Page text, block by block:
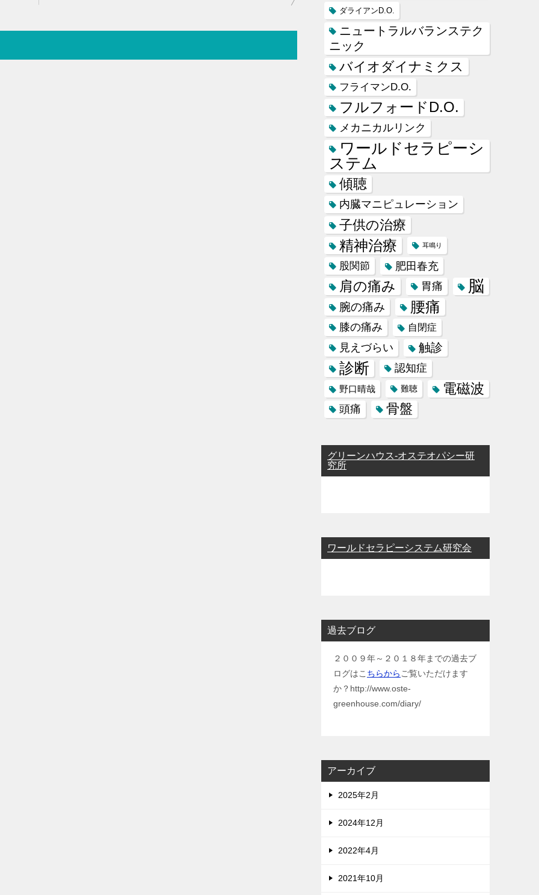
ダライアンD.O.
ニュートラルバランステク
ニック
バイオダイナミクス
フライマンD.O.
フルフォードD.O.
メカニカルリンク
ワールドセラピーシ
ステム
傾聴
内臓マニピュレーション
子供の治療
精神治療 耳鳴り
股関節 肥田春充
肩の痛み 胃痛 脳
腕の痛み 腰痛
膝の痛み 自閉症
見えづらい 触診
診断 認知症
野口晴哉 難聴 電磁波
頭痛 骨盤
グリーンハウス-オステオパシー研
究所
ワールドセラピーシステム研究会
過去ブログ
２００９年～２０１８年までの過去ブ
ログはこ ちらから ご覧いただけます
か？http://www.oste-
greenhouse.com/diary/
アーカイブ
2025年2月
2024年12月
2022年4月
2021年10月